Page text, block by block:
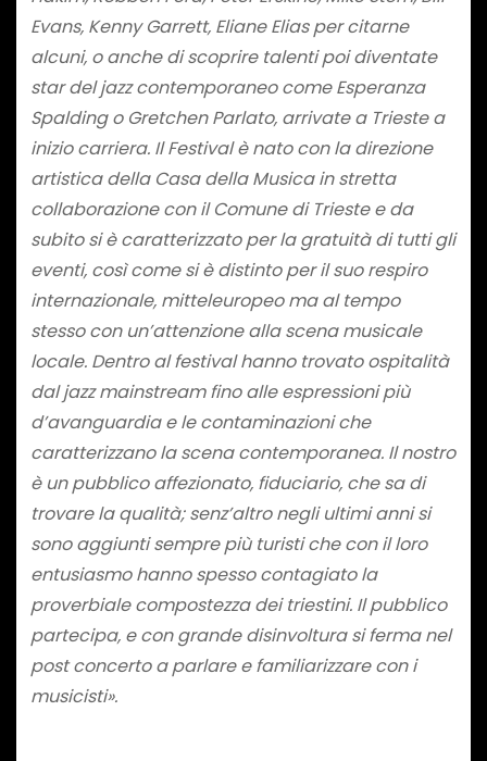
Evans, Kenny Garrett, Eliane Elias per citarne
alcuni, o anche di scoprire talenti poi diventate
star del jazz contemporaneo come Esperanza
Spalding o Gretchen Parlato, arrivate a Trieste a
inizio carriera. Il Festival è nato con la direzione
artistica della Casa della Musica in stretta
collaborazione con il Comune di Trieste e da
subito si è caratterizzato per la gratuità di tutti gli
eventi, così come si è distinto per il suo respiro
internazionale, mitteleuropeo ma al tempo
stesso con un’attenzione alla scena musicale
locale. Dentro al festival hanno trovato ospitalità
dal jazz mainstream fino alle espressioni più
d’avanguardia e le contaminazioni che
caratterizzano la scena contemporanea. Il nostro
è un pubblico affezionato, fiduciario, che sa di
trovare la qualità; senz’altro negli ultimi anni si
sono aggiunti sempre più turisti che con il loro
entusiasmo hanno spesso contagiatola
proverbiale compostezza dei triestini. Il pubblico
partecipa, e con grande disinvoltura si ferma nel
post concerto a parlare e familiarizzare con i
musicisti».